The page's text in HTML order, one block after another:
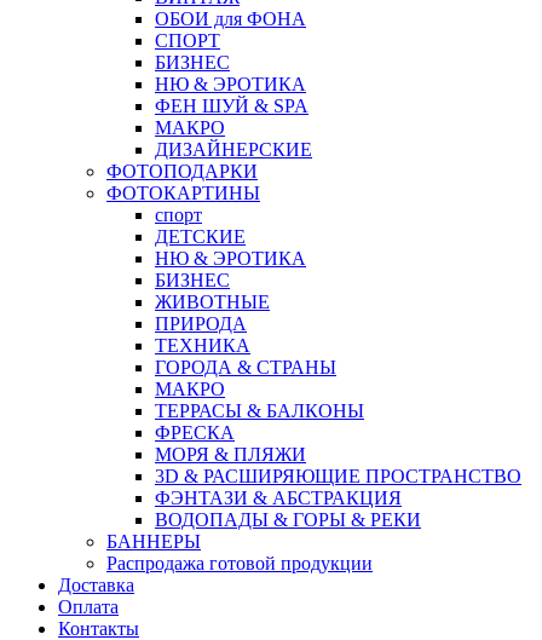
ОБОИ для ФОНА
СПОРТ
БИЗНЕС
НЮ & ЭРОТИКА
ФЕН ШУЙ & SPA
МАКРО
ДИЗАЙНЕРСКИЕ
ФОТОПОДАРКИ
ФОТОКАРТИНЫ
спорт
ДЕТСКИЕ
НЮ & ЭРОТИКА
БИЗНЕС
ЖИВОТНЫЕ
ПРИРОДА
ТЕХНИКА
ГОРОДА & СТРАНЫ
МАКРО
ТЕРРАСЫ & БАЛКОНЫ
ФРЕСКА
МОРЯ & ПЛЯЖИ
3D & РАСШИРЯЮЩИЕ ПРОСТРАНСТВО
ФЭНТАЗИ & АБСТРАКЦИЯ
ВОДОПАДЫ & ГОРЫ & РЕКИ
БАННЕРЫ
Распродажа готовой продукции
Доставка
Оплата
Контакты